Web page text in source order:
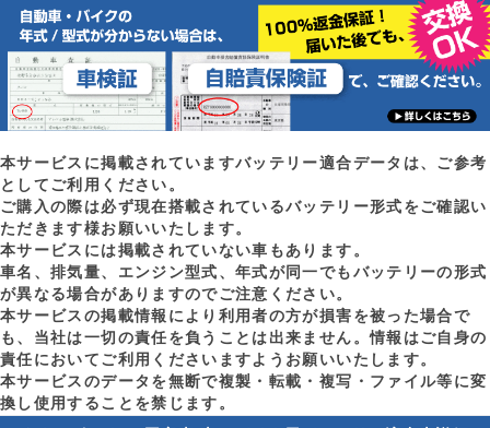
本サービスに掲載されていますバッテリー適合データは、ご参考
としてご利用ください。
ご購入の際は必ず現在搭載されているバッテリー形式をご確認い
ただきます様お願いいたします。
本サービスには掲載されていない車もあります。
車名、排気量、エンジン型式、年式が同一でもバッテリーの形式
が異なる場合がありますのでご注意ください。
本サービスの掲載情報により利用者の方が損害を被った場合で
も、当社は一切の責任を負うことは出来ません。情報はご自身の
責任においてご利用くださいますようお願いいたします。
本サービスのデータを無断で複製・転載・複写・ファイル等に変
換し使用することを禁じます。